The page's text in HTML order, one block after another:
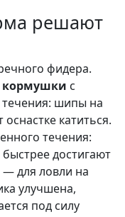
решают
фидера.
кормушки с
шипы на
катиться.
течения:
достигают
— для ловли на
улучшена,
под силу